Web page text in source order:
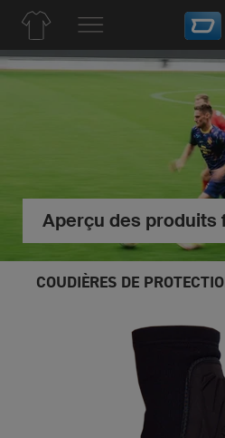
Aperçu des produits
COUDIÈRES DE